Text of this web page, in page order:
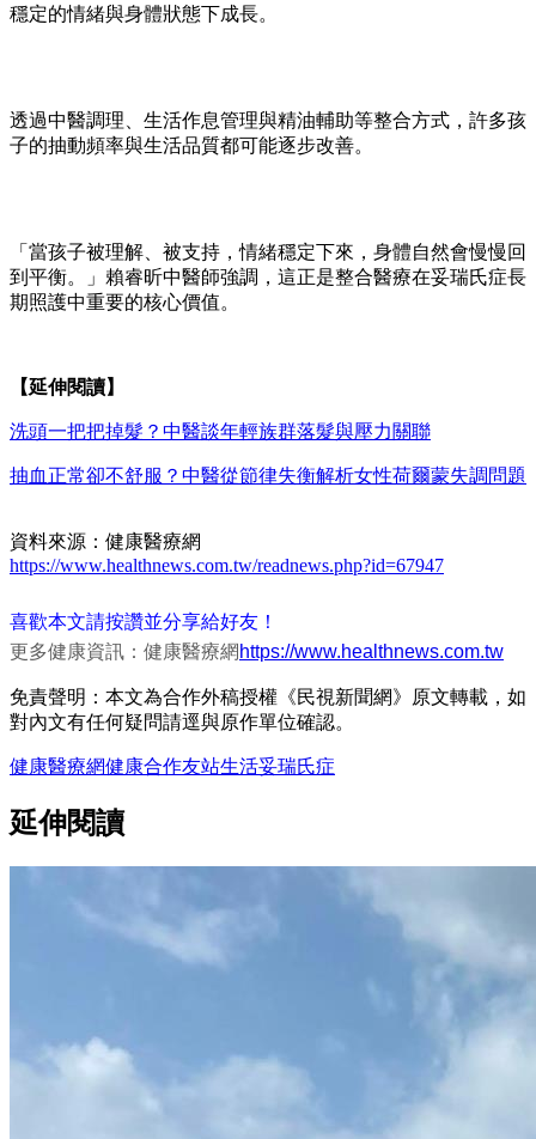
穩定的情緒與身體狀態下成長。
透過中醫調理、生活作息管理與精油輔助等整合方式，許多孩
子的抽動頻率與生活品質都可能逐步改善。
「當孩子被理解、被支持，情緒穩定下來，身體自然會慢慢回
到平衡。」賴睿昕中醫師強調，這正是整合醫療在妥瑞氏症長
期照護中重要的核心價值。
【延伸閱讀】
洗頭一把把掉髮？中醫談年輕族群落髮與壓力關聯
抽血正常卻不舒服？中醫從節律失衡解析女性荷爾蒙失調問題
資料來源：健康醫療網
https://www.healthnews.com.tw/readnews.php?id=67947
喜歡本文請按讚並分享給好友！
更多健康資訊：健康醫療網 https://www.healthnews.com.tw
免責聲明：本文為合作外稿授權《民視新聞網》原文轉載，如
對內文有任何疑問請逕與原作單位確認。
健康醫療網健康合作友站生活妥瑞氏症
延伸閱讀